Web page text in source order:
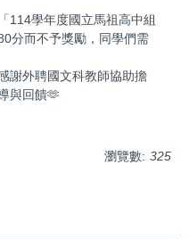
114學年度國立馬祖高中組
分而不予獎勵，同學們需
謝外聘國文科教師協助擔
與回饋🫶
瀏覽數: 325